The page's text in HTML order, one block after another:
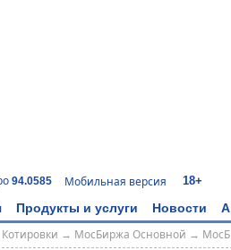
94.0585 Мобильная версия 18+
Продукты и услуги Новости
Котировки → МосБиржа Основной →